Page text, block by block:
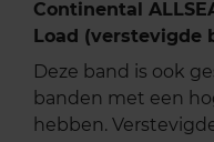
Continental
Load (verstevigde
Deze band is ook
banden met een
hebben.